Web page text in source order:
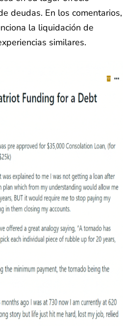
deudas. En los comentarios,
la liquidación de
similares.